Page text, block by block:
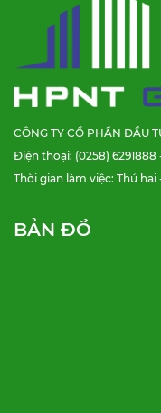
CÔNG TY CỔ PHẦN ĐẦU
Điện thoại: (0258) 6291888
Thời gian làm việc: Thứ hai
BẢN ĐỒ